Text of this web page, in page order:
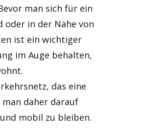
man sich für ein
oder in der Nähe von
ist ein wichtiger
im Auge behalten,
das eine
daher darauf
mobil zu bleiben.